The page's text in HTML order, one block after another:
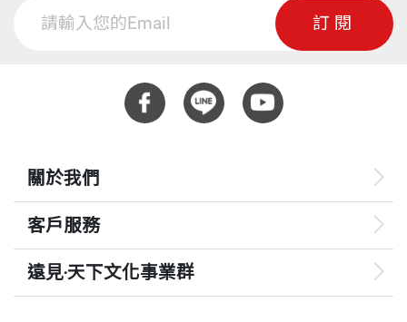
●人類抉擇，決定數據價值
奈伊（Joseph S. Nye）─軟實力之父
Sustainability ｜永續
傑佛瑞．薩克斯（Jeffrey D. Sachs）─唐獎第五屆永
續發展獎得主
●實現永續發展，台灣是關鍵要角
訂閱
關於我們
客戶服務
遠見‧天下文化事業群